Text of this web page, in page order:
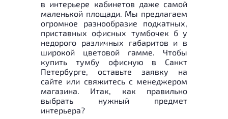
в интерьере кабинетов даже самой
маленькой площади. Мы предлагаем
огромное разнообразие подкатных,
приставных офисных тумбочек б у
недорого различных габаритов и в
широкой цветовой гамме. Чтобы
купить тумбу офисную в Санкт
Петербурге, оставьте заявку на
сайте или свяжитесь с менеджером
магазина. Итак, как правильно
выбрать нужный предмет
интерьера?